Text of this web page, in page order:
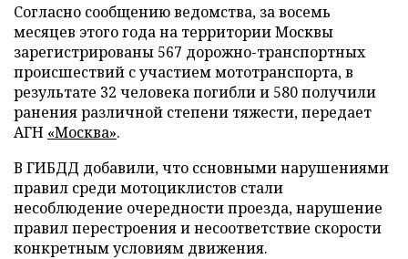
Согласно сообщению ведомства, за восемь
месяцев этого года на территории Москвы
зарегистрированы 567 дорожно-транспортных
происшествий с участием мототранспорта, в
результате 32 человека погибли и 580 получили
ранения различной степени тяжести, передает
АГН «Москва».
В ГИБДД добавили, что ссновными нарушениями
правил среди мотоциклистов стали
несоблюдение очередности проезда, нарушение
правил перестроения и несоответствие скорости
конкретным условиям движения.